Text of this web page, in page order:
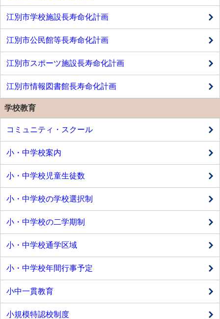
江別市学校施設長寿命化計画
江別市公民館等長寿命化計画
江別市スポーツ施設長寿命化計画
江別市情報図書館長寿命化計画
学校教育
コミュニティ・スクール
小・中学校案内
小・中学校児童生徒数
小・中学校の学校選択制
小・中学校の二学期制
小・中学校通学区域
小・中学校年間行事予定
小中一貫教育
小規模特認校制度